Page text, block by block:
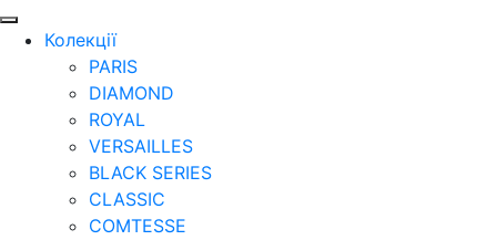
Колекції
PARIS
DIAMOND
ROYAL
VERSAILLES
BLACK SERIES
CLASSIC
COMTESSE